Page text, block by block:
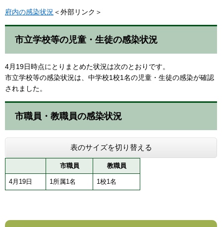
府内の感染状況 ＜外部リンク＞
市立学校等の児童・生徒の感染状況
4月19日時点にとりまとめた状況は次のとおりです。
市立学校等の感染状況は、中学校1校1名の児童・生徒の感染が確認
されました。
市職員・教職員の感染状況
表のサイズを切り替える
市職員 教職員
4月19日 1所属1名 1校1名